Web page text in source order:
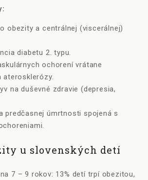
obezity a centrálnej (viscerálnej)
diabetu 2. typu.
ochorení vrátane
aterosklerózy.
na duševné zdravie (depresia,
predčasnej úmrtnosti spojená s
u slovenských detí
7 – 9 rokov: 13% detí trpí obezitou,